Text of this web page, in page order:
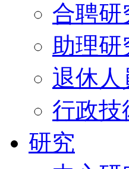
合聘研
助理研
退休人
行政技
研究